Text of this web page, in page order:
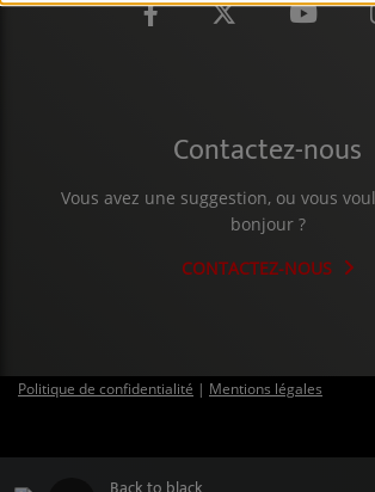
CRÉATIONS AUDIOVISUELLES
L'ŒIL DE L'OIE | PRÉSENTATION
Contactez-nous
Vous avez une suggestion, ou vous
bonjour ?
CONTACTEZ-NOUS
Politique de confidentialité | Mentions légales